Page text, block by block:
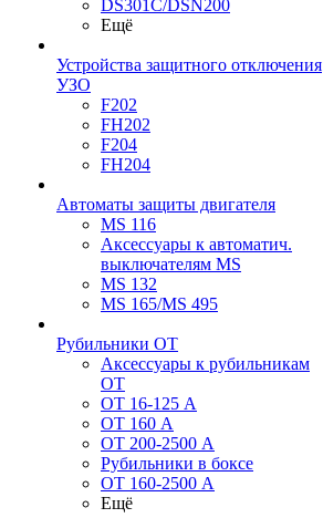
DS301C/DSN200
Ещё
Устройства защитного отключения
УЗО
F202
FH202
F204
FH204
Автоматы защиты двигателя
MS 116
Аксессуары к автоматич.
выключателям MS
MS 132
MS 165/MS 495
Рубильники ОТ
Аксессуары к рубильникам
OT
OT 16-125 А
OT 160 А
OT 200-2500 А
Рубильники в боксе
OT 160-2500 А
Ещё